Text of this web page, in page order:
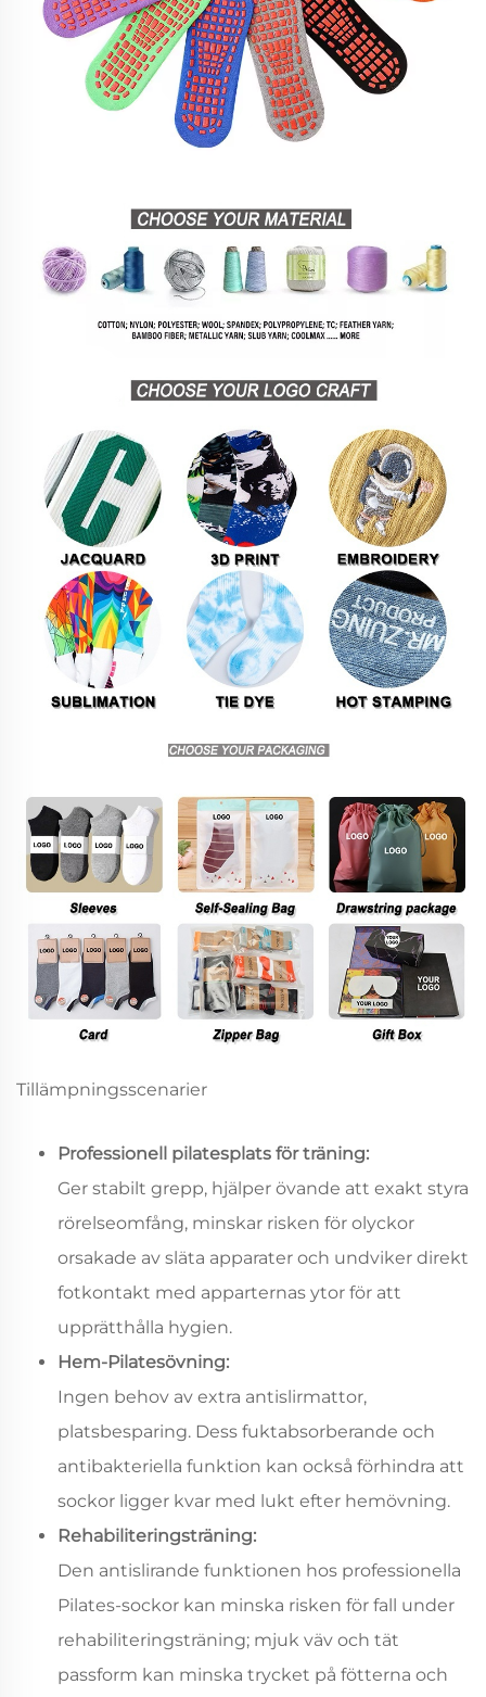
Tillämpningsscenarier
Professionell pilatesplats för träning:
Ger stabilt grepp, hjälper övande att exakt styra
rörelseomfång, minskar risken för olyckor
orsakade av släta apparater och undviker direkt
fotkontakt med apparternas ytor för att
upprätthålla hygien.
Hem-Pilatesövning:
Ingen behov av extra antislirmattor,
platsbesparing. Dess fuktabsorberande och
antibakteriella funktion kan också förhindra att
sockor ligger kvar med lukt efter hemövning.
Rehabiliteringsträning:
Den antislirande funktionen hos professionella
Pilates-sockor kan minska risken för fall under
rehabiliteringsträning; mjuk väv och tät
passform kan minska trycket på fötterna och